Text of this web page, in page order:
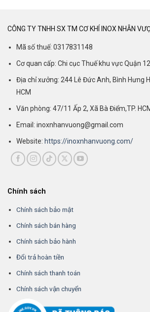
CÔNG TY TNHH SX TM CƠ KHÍ INOX NHẪN
Mã số thuế: 0317831148
Cơ quan cấp: Chi cục Thuế khu vực Quận
Địa chỉ xưởng: 244 Lê Đức Anh, Bình Hưng
HCM
Văn phòng: 47/11 Ấp 2, Xã Bà Điểm,TP.
Email: inoxnhanvuong@gmail.com
Website: https://inoxnhanvuong.com/
Chính sách
Chính sách bảo mật
Chính sách bán hàng
Chính sách bảo hành
Đổi trả hoàn tiền
Chính sách thanh toán
Chính sách vận chuyển